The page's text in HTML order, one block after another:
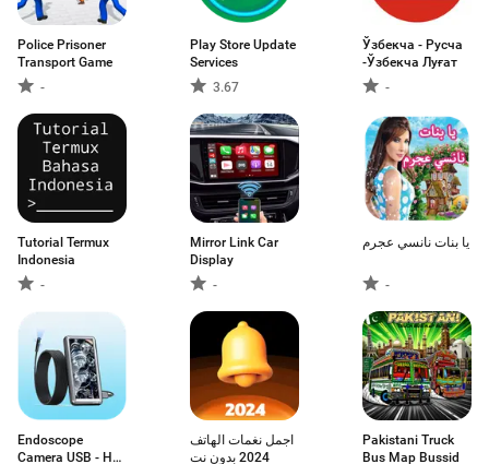
Police Prisoner
Transport Game
-
Play Store Update
Services
3.67
Ўзбекча - Русча
-Ўзбекча Луғат
-
Tutorial Termux
Indonesia
-
Mirror Link Car
Display
-
يا بنات نانسي عجرم
-
Endoscope
Camera USB - HD
اجمل نغمات الهاتف
2024 بدون نت
Pakistani Truck
Bus Map Bussid